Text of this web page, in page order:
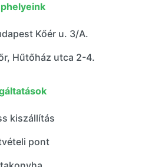
Hűtőház utca 2-4.
Kőér u. 3/A.
kiszállítás
pont